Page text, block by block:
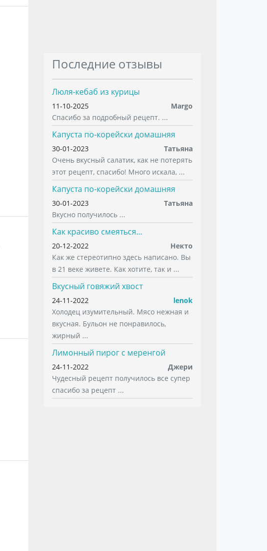
Последние отзывы
Люля-кебаб из курицы
11-10-2025
Margo
Спасибо за подробный рецепт. ...
Капуста по-корейски домашняя
30-01-2023
Татьяна
Очень вкусный салатик, как не потерять
этот рецепт, спасибо! Много искала, ...
Капуста по-корейски домашняя
30-01-2023
Татьяна
Вкусно получилось ...
Как красиво смеяться...
20-12-2022
Некто
Как же стереотипно здесь написано. Вы
в 21 веке живете. Как хотите, так и ...
Вкусный говяжий хвост
24-11-2022
lenok
Холодец изумительный. Мясо нежная и
вкусная. Бульон не понравилось,
жирный ...
Лимонный пирог с меренгой
24-11-2022
Джери
Чудесный рецепт получилось все супер
спасибо за рецепт ...